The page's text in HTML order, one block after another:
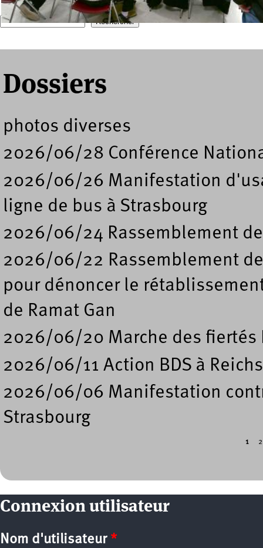
Formulaire de recherche
Recherche
Dossiers
photos diverses
2026/06/28 Conférence
2026/06/26 Manifestation
ligne de bus à Strasbourg
2026/06/24 Rassemblement
2026/06/22 Rassemblement
pour dénoncer le
de Ramat Gan
2026/06/20 Marche des fiertés
2026/06/11 Action BDS à
2026/06/06 Manifestation
Strasbourg
1 2
Connexion utilisateur
Nom d'utilisateur *